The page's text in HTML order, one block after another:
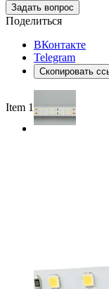
Задать вопрос
Поделиться
ВКонтакте
Telegram
Скопировать
Item 1 of 2